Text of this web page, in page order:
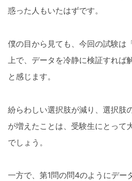
惑った人もいたはずです。
僕の目から見ても、今回の試験は
上で、データを冷静に検証すれば
と感じます。
紛らわしい選択肢が減り、選択肢
が増えたことは、受験生にとって
でしょう。
一方で、第1問の問4のようにデー